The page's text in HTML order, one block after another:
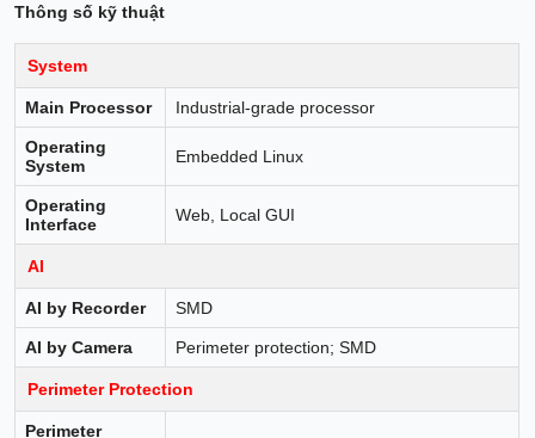
Thông số kỹ thuật
System
Main Processor Industrial-grade processor
Operating
System
Embedded Linux
Operating
Interface
Web, Local GUI
AI
AI by Recorder SMD
AI by Camera Perimeter protection; SMD
Perimeter Protection
Perimeter